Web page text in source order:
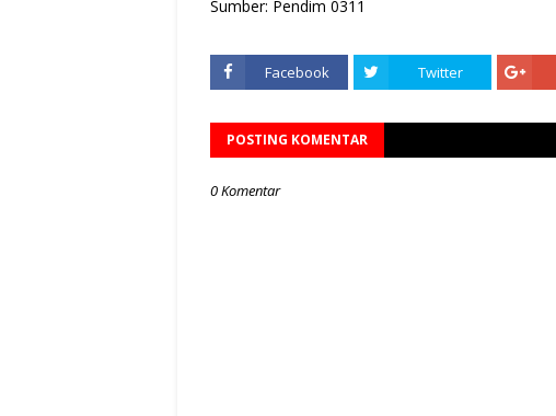
Sumber: Pendim 0311
Facebook Twitter
POSTING KOMENTAR
0 Komentar